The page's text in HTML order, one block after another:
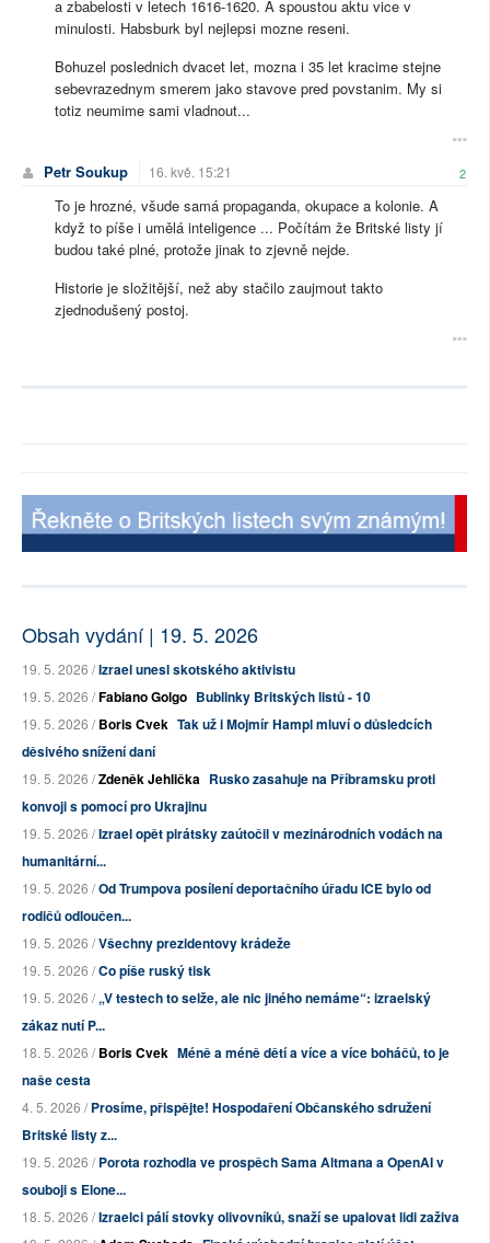
a zbabelosti v letech 1616-1620. A spoustou aktu vice v
minulosti. Habsburk byl nejlepsi mozne reseni.
Bohuzel poslednich dvacet let, mozna i 35 let kracime stejne
sebevrazednym smerem jako stavove pred povstanim. My si
totiz neumime sami vladnout...
Petr Soukup 16. kvě. 15:21 2
To je hrozné, všude samá propaganda, okupace a kolonie. A
když to píše i umělá inteligence ... Počítám že Britské listy jí
budou také plné, protože jinak to zjevně nejde.
Historie je složitější, než aby stačilo zaujmout takto
zjednodušený postoj.
Obsah vydání | 19. 5. 2026
19. 5. 2026 /Izrael unesl skotského aktivistu
19. 5. 2026 /Fabiano Golgo Bublinky Britských listů - 10
19. 5. 2026 /Boris Cvek Tak už i Mojmír Hampl mluví o důsledcích
děsivého snížení daní
19. 5. 2026 /Zdeněk Jehlička Rusko zasahuje na Příbramsku proti
konvoji s pomocí pro Ukrajinu
19. 5. 2026 /Izrael opět pirátsky zaútočil v mezinárodních vodách na
humanitární...
19. 5. 2026 /Od Trumpova posílení deportačního úřadu ICE bylo od
rodičů odloučen...
19. 5. 2026 /Všechny prezidentovy krádeže
19. 5. 2026 /Co píše ruský tisk
19. 5. 2026 /„V testech to selže, ale nic jiného nemáme“: izraelský
zákaz nutí P...
18. 5. 2026 /Boris Cvek Méně a méně dětí a více a více boháčů, to je
naše cesta
4. 5. 2026 /Prosíme, přispějte! Hospodaření Občanského sdružení
Britské listy z...
19. 5. 2026 /Porota rozhodla ve prospěch Sama Altmana a OpenAI v
souboji s Elone...
18. 5. 2026 /Izraelci pálí stovky olivovníků, snaží se upalovat lidi zaživa